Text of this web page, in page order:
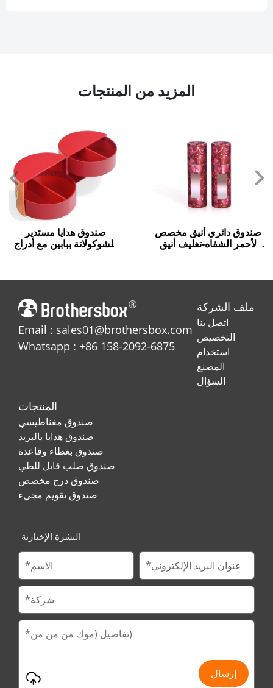
المزيد من المنتجات
صندوق هدايا مستدير
للشوكولاتة ببابين مع أدراج
صندوق دائري أنيق مخصص
لأحمر الشفاه-تغليف أنيق
Email : sales01@brothersbox.com
Whatsapp : +86 158-2092-6875
ملف الشركة
اتصل بنا
التخصيص
استخدام
المصنع
السؤال
المنتجات
صندوق مغناطيسي
صندوق هدايا بالبريد
صندوق بغطاء وقاعدة
صندوق صلب قابل للطي
صندوق درج مخصص
صندوق تقويم مجيء
النشرة الإخبارية